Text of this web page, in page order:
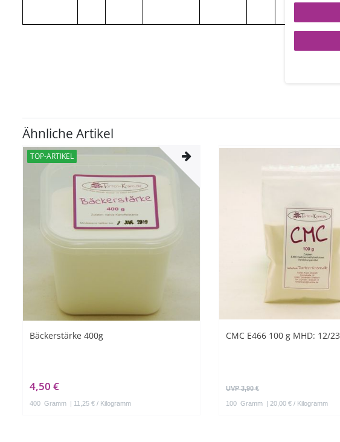
Ähnliche Artikel
TOP-ARTIKEL
Bäckerstärke 400g
4,50 €
400 Gramm | 11,25 € / Kilogramm
CMC E466 100 g MHD: 12/23
UVP 3,90 €
100 Gramm | 20,00 € / Kilogramm